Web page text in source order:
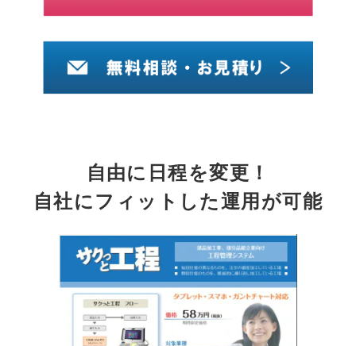
自由に日程を変更！
自社にフィットした運用が可能